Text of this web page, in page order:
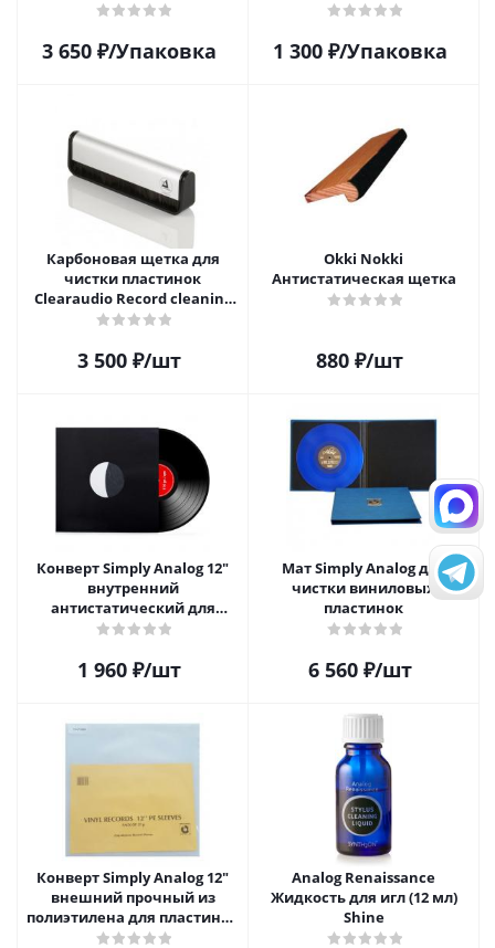
3 650₽/Упаковка 1 300₽/Упаковка
Карбоновая щетка для
чистки пластинок
Clearaudio Record cleaning
brush
3 500₽/шт
Okki Nokki
Антистатическая щетка
880 ₽/шт
Конверт Simply Analog 12"
внутренний
антистатический для
пластинок (25 шт)
1 960₽/шт
Мат Simply Analog для
чистки виниловых
пластинок
6 560₽/шт
Конверт Simply Analog 12"
внешний прочный из
полиэтилена для пластинок
(25шт)
Analog Renaissance
Жидкость для игл (12 мл)
Shine